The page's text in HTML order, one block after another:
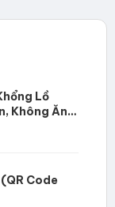
Lồ
Không Ăn
Code